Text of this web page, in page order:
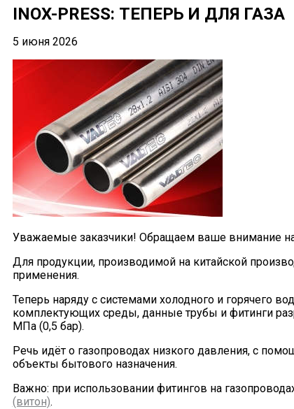
INOX-PRESS: ТЕПЕРЬ И ДЛЯ ГАЗА
5 июня 2026
Уважаемые заказчики! Обращаем ваше внимание на
Для продукции, производимой на китайской
применения.
Теперь наряду с системами холодного и горячего
комплектующих среды, данные трубы и фитинги
МПа (0,5 бар).
Речь идёт о газопроводах низкого давления, с
объекты бытового назначения.
Важно: при использовании фитингов на
(витон).